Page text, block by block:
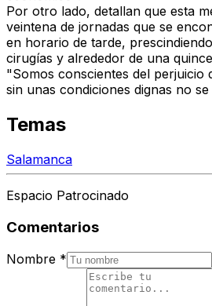
Por otro lado, detallan que esta
veintena de jornadas que se
en horario de tarde,
cirugías y alrededor de una
"Somos conscientes del perjuicio
sin unas condiciones dignas no
Temas
Salamanca
Espacio Patrocinado
Comentarios
Nombre *